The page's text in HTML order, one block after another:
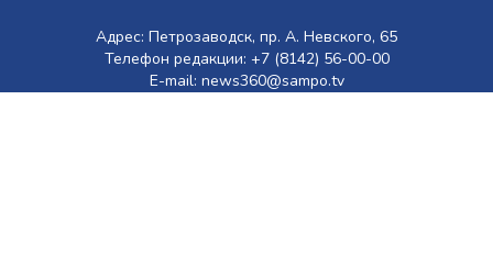
Адрес: Петрозаводск, пр. А. Невского, 65
Телефон редакции: +7 (8142) 56-00-00
E-mail: news360@sampo.tv